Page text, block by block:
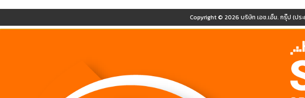
Copyright © 2026 บริษัท เอช.เอ็ม. กรุ๊ป (ปร